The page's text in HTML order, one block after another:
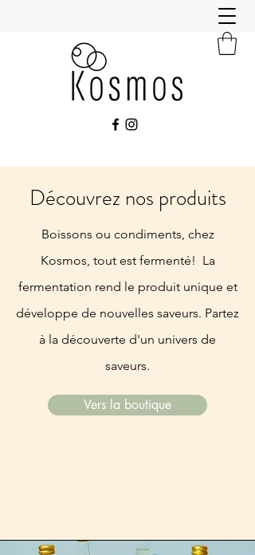
Découvrez nos produits
Boissons ou condiments, chez
Kosmos, tout est fermenté! La
fermentation rend le produit unique et
développe de nouvelles saveurs. Partez
à la découverte d'un univers de
saveurs.
Vers la boutique